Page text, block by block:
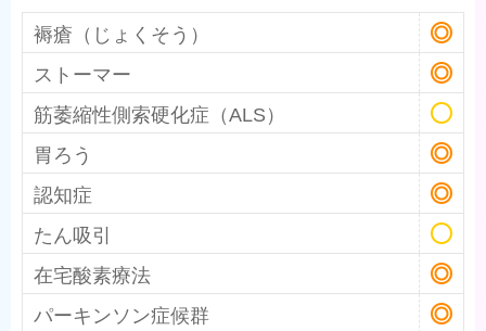
褥瘡（じょくそう）
ストーマー
筋萎縮性側索硬化症（ALS）
胃ろう
認知症
たん吸引
在宅酸素療法
パーキンソン症候群